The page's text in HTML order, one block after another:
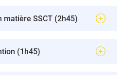
matière SSCT (2h45)
(1h45)